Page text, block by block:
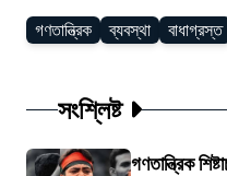
গণতান্ত্রিক ব্যবস্থা বাধাগ্রস্ত
সংশ্লিষ্ট
গণতান্ত্রিক